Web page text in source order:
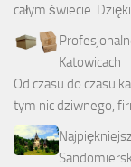
całym świecie.
Katowicach
Od czasu do czasu
tym nic dziwnego,